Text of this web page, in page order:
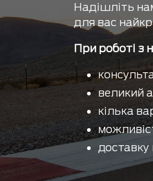
Надішліть
для вас
При роботі з
великий
кілька
доставку